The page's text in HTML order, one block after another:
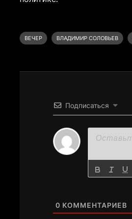
ВЕЧЕР ВЛАДИМИР СОЛОВЬЕВ
Подписаться
0 КОММЕНТАРИЕВ